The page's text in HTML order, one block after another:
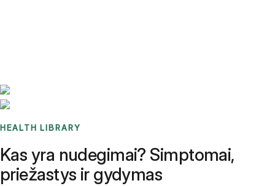
HEALTH LIBRARY
Kas yra nudegimai? Simptomai,
priežastys ir gydymas